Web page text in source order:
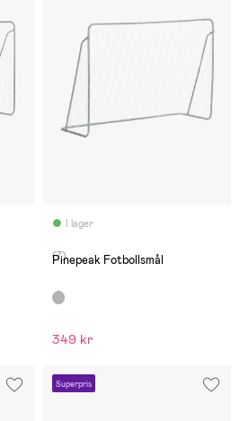
I lager
(7)
Pinepeak Fotbollsmål
349 kr
Superpris